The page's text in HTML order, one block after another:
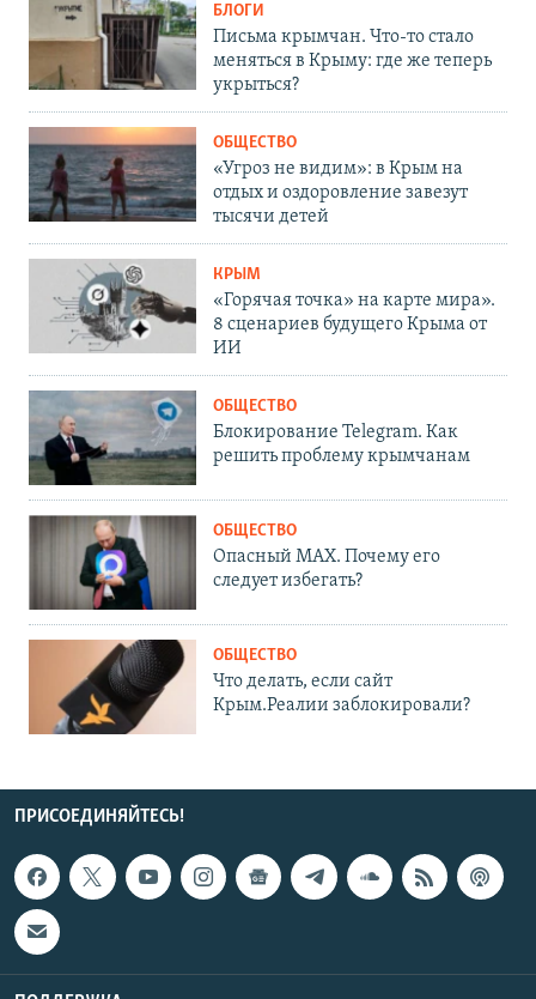
БЛОГИ
Письма крымчан. Что-то стало
меняться в Крыму: где же теперь
укрыться?
ОБЩЕСТВО
«Угроз не видим»: в Крым на
отдых и оздоровление завезут
тысячи детей
КРЫМ
«Горячая точка» на карте мира».
8 сценариев будущего Крыма от
ИИ
ОБЩЕСТВО
Блокирование Telegram. Как
решить проблему крымчанам
ОБЩЕСТВО
Опасный MAX. Почему его
следует избегать?
ОБЩЕСТВО
Что делать, если сайт
Крым.Реалии заблокировали?
ПРИСОЕДИНЯЙТЕСЬ!